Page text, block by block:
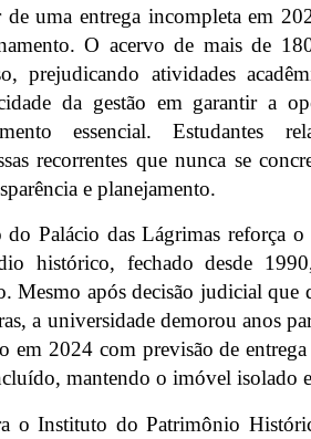
de uma entrega incompleta em
O acervo de mais de
prejudicando atividades
da gestão em garantir a
essencial. Estudantes
recorrentes que nunca se
e planejamento.
do Palácio das Lágrimas reforça
histórico, fechado desde
Mesmo após decisão judicial que
a universidade demorou anos
em 2024 com previsão de
mantendo o imóvel isolado
o Instituto do Patrimônio